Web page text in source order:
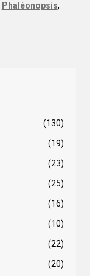
Phaléonopsis,
(130)
(19)
(23)
(25)
(16)
(10)
(22)
(20)